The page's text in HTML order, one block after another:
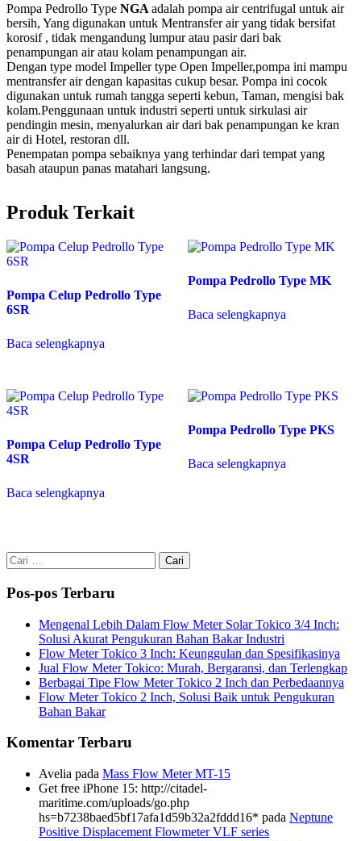
Pompa Pedrollo Type NGA adalah pompa air centrifugal untuk air
bersih, Yang digunakan untuk Mentransfer air yang tidak bersifat
korosif , tidak mengandung lumpur atau pasir dari bak
penampungan air atau kolam penampungan air.
Dengan type model Impeller type Open Impeller,pompa ini mampu
mentransfer air dengan kapasitas cukup besar. Pompa ini cocok
digunakan untuk rumah tangga seperti kebun, Taman, mengisi bak
kolam.Penggunaan untuk industri seperti untuk sirkulasi air
pendingin mesin, menyalurkan air dari bak penampungan ke kran
air di Hotel, restoran dll.
Penempatan pompa sebaiknya yang terhindar dari tempat yang
basah ataupun panas matahari langsung.
Produk Terkait
Pompa Celup Pedrollo Type
6SR
Baca selengkapnya
Pompa Pedrollo Type MK
Baca selengkapnya
Pompa Celup Pedrollo Type
4SR
Baca selengkapnya
Pompa Pedrollo Type PKS
Baca selengkapnya
Cari
untuk:
Pos-pos Terbaru
Mengenal Lebih Dalam Flow Meter Solar Tokico 3/4 Inch:
Solusi Akurat Pengukuran Bahan Bakar Industri
Flow Meter Tokico 3 Inch: Keunggulan dan Spesifikasinya
Jual Flow Meter Tokico: Murah, Bergaransi, dan Terlengkap
Berbagai Tipe Flow Meter Tokico 2 Inch dan Perbedaannya
Flow Meter Tokico 2 Inch, Solusi Baik untuk Pengukuran
Bahan Bakar
Komentar Terbaru
Avelia pada Mass Flow Meter MT-15
Get free iPhone 15: http://citadel-
maritime.com/uploads/go.php
hs=b7238baed5bf17afa1d59b32a2fddd16* pada Neptune
Positive Displacement Flowmeter VLF series